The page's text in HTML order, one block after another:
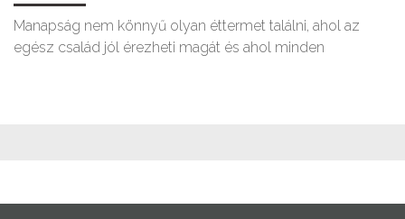
Manapság nem könnyű olyan éttermet találni, ahol az
egész család jól érezheti magát és ahol minden